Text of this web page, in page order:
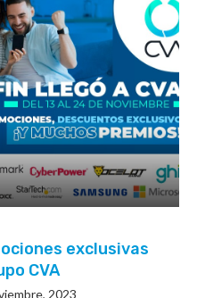
exclusivas
CVA
2023